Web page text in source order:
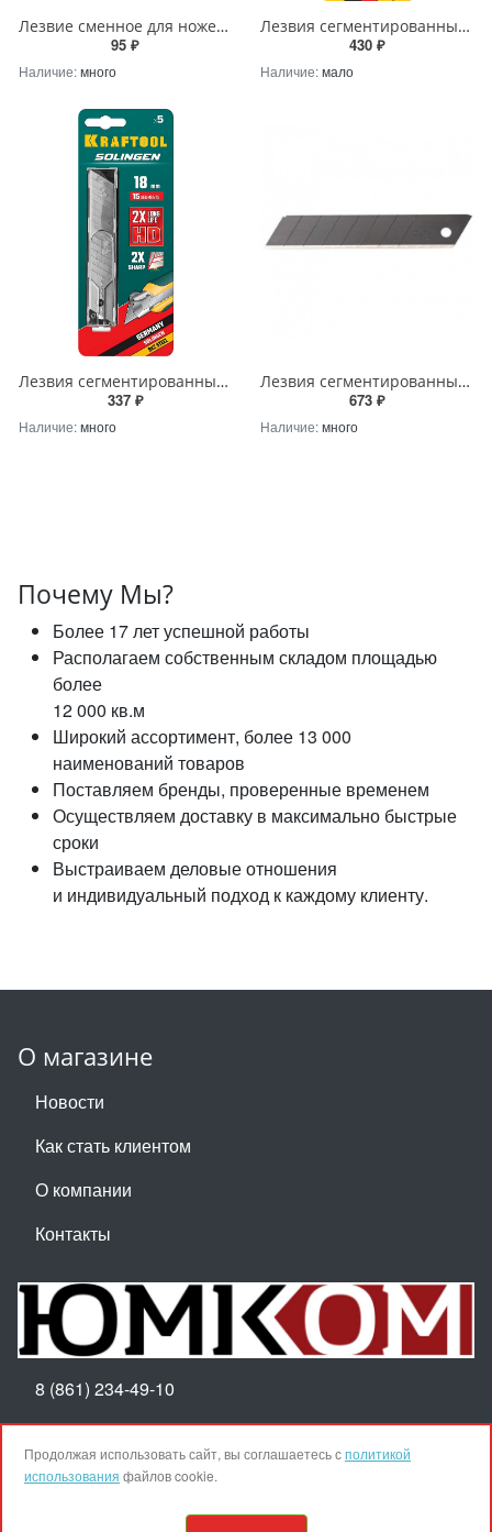
Лезвие сменное для ножей ЭНКОР 10шт 9мм 12 сегментов 9695
95 ₽
Наличие:много
Лезвия сегментированные KRAFTOOL TiN SOLINGEN 18мм, 8 сегментов, с покрытием, 5шт, 09605-TIN-18-S5_z02
430 ₽
Наличие:мало
Лезвия сегментированные KRAFTOOL SOLINGEN 18мм, 15 сегментов, пластиковый бокс, 5шт, 09606-18-S5_z02
337 ₽
Наличие:много
Лезвия сегментированные OLFA BLACK MAX 18х100х0,5мм, 10шт
673 ₽
Наличие:много
Почему Мы?
Более 17 лет успешной работы
Располагаем собственным складом площадью
более
12 000 кв.м
Широкий ассортимент, более 13 000
наименований товаров
Поставляем бренды, проверенные временем
Осуществляем доставку в максимально быстрые
сроки
Выстраиваем деловые отношения
и индивидуальный подход к каждому клиенту.
О магазине
Новости
Как стать клиентом
О компании
Контакты
8 (861) 234-49-10
Пн-Пт 8:30-17:30
Продолжая использовать сайт, вы соглашаетесь сполитикой
использования файлов cookie.